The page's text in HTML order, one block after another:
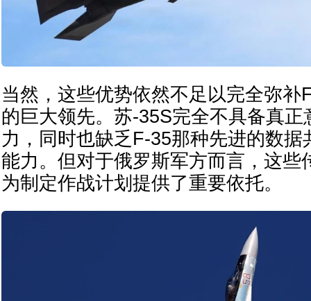
当然，这些优势依然不足以完全弥补
的巨大领先。苏-35S完全不具备真正
力，同时也缺乏F-35那种先进的数据
能力。但对于俄罗斯军方而言，这些
为制定作战计划提供了重要依托。